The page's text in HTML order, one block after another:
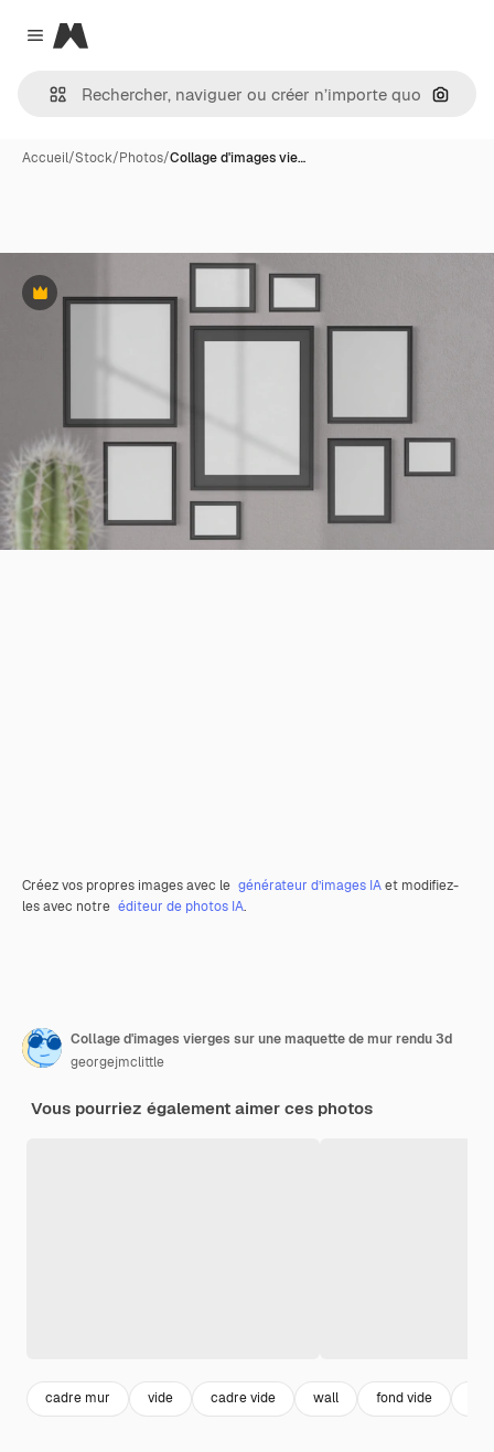
Close menu
Magnific
Accueil/Stock/Photos/Collage d'images vie…
Premium
Créez vos propres images avec le générateur d’images IAet modifiez-
les avec notre éditeur de photos IA.
Collage d'images vierges sur une maquette de mur rendu 3d
georgejmclittle
Vous pourriez également aimer ces photos
cadre mur vide cadre vide wall fond vide